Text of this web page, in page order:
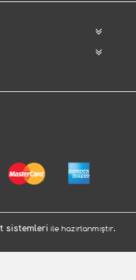
sistemleri ile hazırlanmıştır.